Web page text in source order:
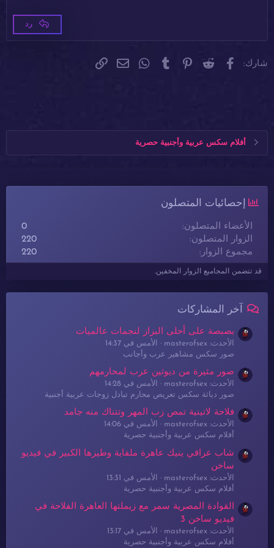
شارك: فيسبوكReddit
Pinterest
Tumblr
WhatsAppالبريد الإلكتروني
أفلام سكس عربية وأجنبية حصرية
إحصائيات المتصلون
الأعضاء المتصلون
0
الزوار المتصلون
220
مجموع الزوار
220
قد تتضمن المجاميع الزوار المخفين.
آخر المشاركات
بصبصة على أحلى البزاز لنجمات عالميات
الأحدث: masterofsex
الأمس في 14:37
صور سكس مشاهير عرب وأجانب
صور مثيرة من ديوثين عرب لمحارمهم
الأحدث: masterofsex
الأمس في 14:28
صور دياثة سكس تعريص محارم تبادل زوجات عربية أجنبية
فلاحة لاتينية تمص زب المهر وتتناك منه جامد
الأحدث: masterofsex
الأمس في 14:06
أفلام سكس عربية وأجنبية حصرية
شاب عراقي ينيك عاهرة ملفاية وطيزها الكبير في فيديو
ساخن
الأحدث: masterofsex
الأمس في 13:31
أفلام سكس عربية وأجنبية حصرية
القوادة المصرية سمر مع زيملتها العاهرة الفلاحة في
فيديو ساخن 3
الأحدث: masterofsex
الأمس في 13:17
أفلام سكس عربية وأجنبية حصرية